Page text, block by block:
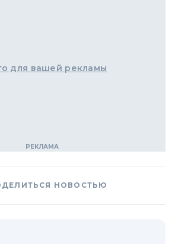
для вашей рекламы
НОВОСТЬЮ